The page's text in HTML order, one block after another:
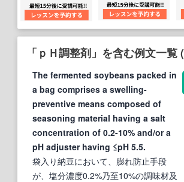
「ｐＨ調整剤」を含む例文一覧
The fermented soybeans packed in
a bag comprises a swelling-
preventive means composed of
seasoning material having a salt
concentration of 0.2-10% and/or a
pH adjuster having ≤pH 5.5.
袋入り納豆において、膨れ防止手段
が、塩分濃度0.2%乃至10%の調味材及